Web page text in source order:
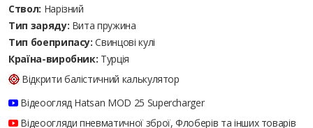
Ствол: Нарізний
Тип заряду: Вита пружина
Тип боеприпасу: Cвинцові кулі
Країна-виробник: Турція
Відкрити балістичний калькулятор
Відеоогляд Hatsan MOD 25 Supercharger
Відеоогляди пневматичної зброї, Флоберів та інших товарів